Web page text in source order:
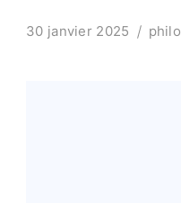
30 janvier 2025 philo